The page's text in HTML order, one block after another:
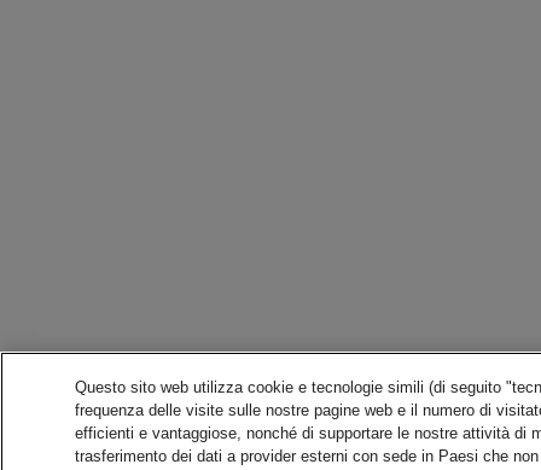
Questo sito web utilizza cookie e tecnologie simili (di seguito
frequenza delle visite sulle nostre pagine web e il numero di
efficienti e vantaggiose, nonché di supportare le nostre attività di
trasferimento dei dati a provider esterni con sede in Paesi che